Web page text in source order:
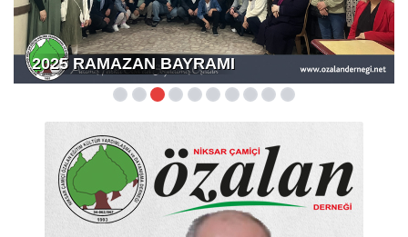
2025 RAMAZAN BAYRAMI